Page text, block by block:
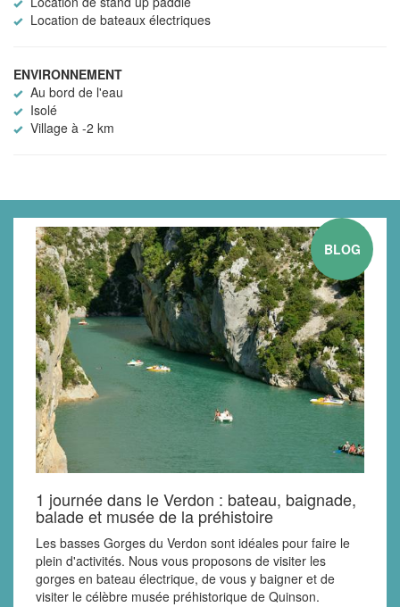
Location de bateaux électriques
ENVIRONNEMENT
Au bord de l'eau
Isolé
Village à -2 km
BLOG
1 journée dans le Verdon : bateau, baignade,
balade et musée de la préhistoire
Les basses Gorges du Verdon sont idéales pour faire le
plein d'activités. Nous vous proposons de visiter les
gorges en bateau électrique, de vous y baigner et de
visiter le célèbre musée préhistorique de Quinson.